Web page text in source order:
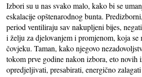
Izbori su u nas svako malo, kako bi se
eskalacije opštenarodnog bunta.
period ventiliraju sav nakupljeni bijes,
i želju za djelovanjem i promjenom, koja
čovjeku. Taman, kako njegovo
tokom prve godine nakon izbora, eto novih
opredjeljivati, presabirati, energično